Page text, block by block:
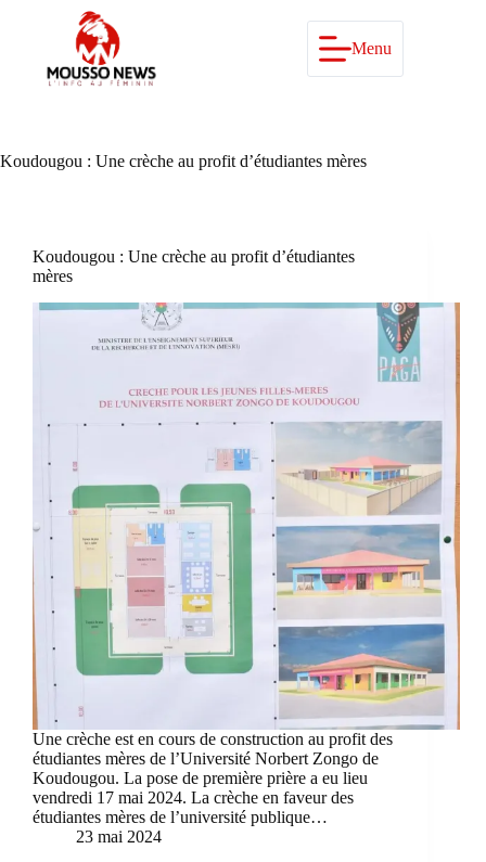
Menu
Koudougou : Une crèche au profit d’étudiantes mères
Koudougou : Une crèche au profit d’étudiantes
mères
Une crèche est en cours de construction au profit des
étudiantes mères de l’Université Norbert Zongo de
Koudougou. La pose de première prière a eu lieu
vendredi 17 mai 2024. La crèche en faveur des
étudiantes mères de l’université publique…
23 mai 2024